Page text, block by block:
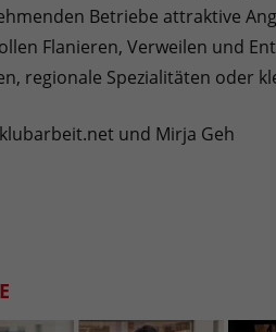
Betriebe attraktive
Flanieren, Verweilen und
regionale Spezialitäten oder
und Mirja Geh